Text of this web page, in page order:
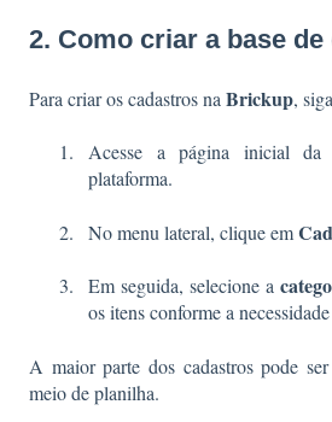
2. Como criar a base de
Para criar os cadastros na Brickup,
Acesse a página inicial da
plataforma.
No menu lateral, clique em
Em seguida, selecione a
os itens conforme a
A maior parte dos cadastros pode
meio de planilha.